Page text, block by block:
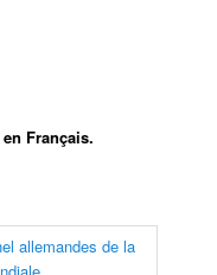
Français.